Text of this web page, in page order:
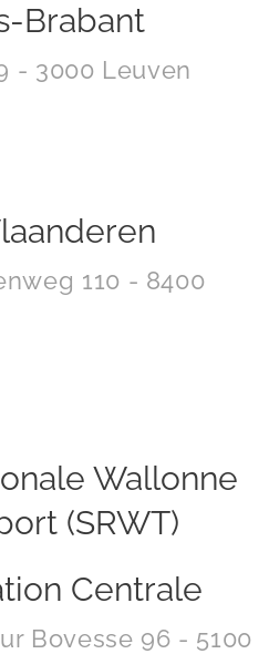
Brabant
- 3000 Leuven
110 - 8400
Wallonne
(SRWT)
Centrale
Bovesse 96 - 5100